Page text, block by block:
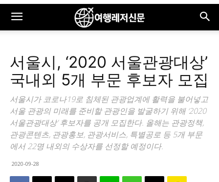
서울시, ‘2020 서울관광대상’
국내외 5개 부문 후보자 모집
서울시가 코로나19로 침체된 관광업계에 활력을 불어넣고
서울 관광의 미래를 준비할 관광인을 발굴하기 위해 ‘2020
서울관광대상’ 후보자를 공개 모집한다. 올해는 관광정책,
관광콘텐츠, 관광홍보, 관광서비스, 특별공로 등 5개 부문
에서 22명 내외의 수상자를 선정할 예정이다.
2020-09-28